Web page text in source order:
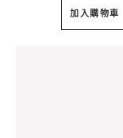
加入購物車